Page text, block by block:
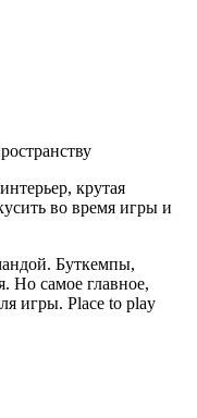
крутая
во время игры и
Буткемпы,
Но самое главное,
игры. Place to play